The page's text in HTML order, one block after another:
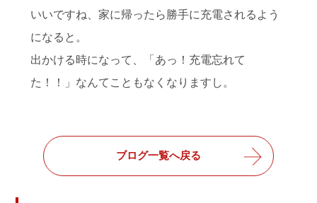
いいですね、家に帰ったら勝手に充電されるよう
になると。
出かける時になって、「あっ！充電忘れて
た！！」なんてこともなくなりますし。
ブログ一覧へ戻る